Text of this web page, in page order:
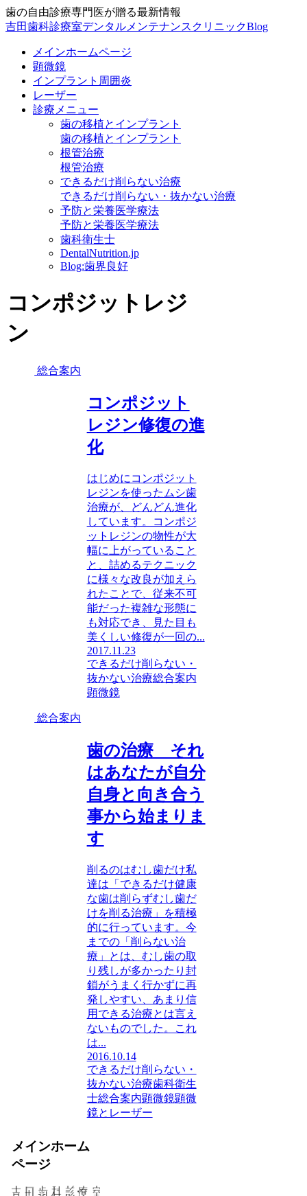
歯の自由診療専門医が贈る最新情報
吉田歯科診療室デンタルメンテナンスクリニックBlog
メインホームページ
顕微鏡
インプラント周囲炎
レーザー
診療メニュー
歯の移植とインプラント
歯の移植とインプラント
根管治療
根管治療
できるだけ削らない治療
できるだけ削らない・抜かない治療
予防と栄養医学療法
予防と栄養医学療法
歯科衛生士
DentalNutrition.jp
Blog:歯界良好
コンポジットレジ
ン
総合案内
コンポジット
レジン修復の進
化
はじめにコンポジット
レジンを使ったムシ歯
治療が、どんどん進化
しています。コンポジ
ットレジンの物性が大
幅に上がっていること
と、詰めるテクニック
に様々な改良が加えら
れたことで、従来不可
能だった複雑な形態に
も対応でき、見た目も
美くしい修復が一回の...
2017.11.23
できるだけ削らない・
抜かない治療総合案内
顕微鏡
総合案内
歯の治療 それ
はあなたが自分
自身と向き合う
事から始まりま
す
削るのはむし歯だけ私
達は「できるだけ健康
な歯は削らずむし歯だ
けを削る治療」を積極
的に行っています。今
までの「削らない治
療」とは、むし歯の取
り残しが多かったり封
鎖がうまく行かずに再
発しやすい、あまり信
用できる治療とは言え
ないものでした。これ
は...
2016.10.14
できるだけ削らない・
抜かない治療歯科衛生
士総合案内顕微鏡顕微
鏡とレーザー
メインホーム
ページ